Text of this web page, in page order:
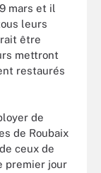
mars et il
leurs
être
mettront
restaurés
de
de Roubaix
ceux de
premier jour